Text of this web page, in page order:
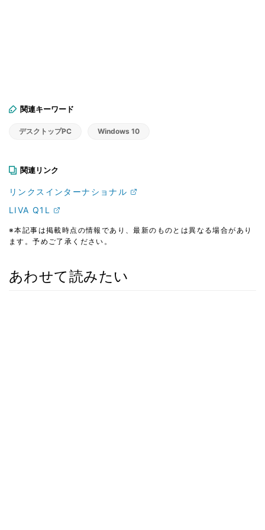
関連キーワード
デスクトップPC Windows 10
関連リンク
リンクスインターナショナル
LIVA Q1L
※本記事は掲載時点の情報であり、最新のものとは異なる場合があり
ます。予めご了承ください。
あわせて読みたい